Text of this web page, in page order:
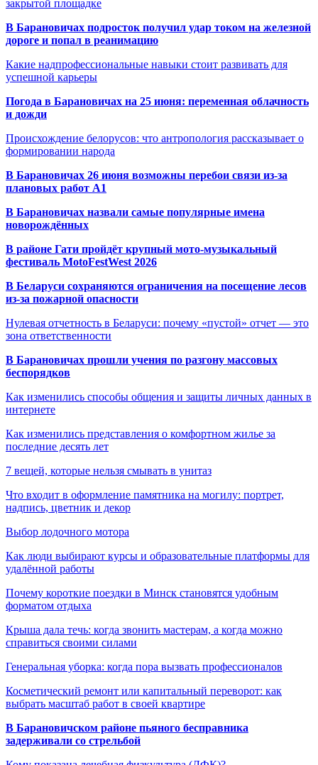
закрытой площадке
В Барановичах подросток получил удар током на железной
дороге и попал в реанимацию
Какие надпрофессиональные навыки стоит развивать для
успешной карьеры
Погода в Барановичах на 25 июня: переменная облачность
и дожди
Происхождение белорусов: что антропология рассказывает о
формировании народа
В Барановичах 26 июня возможны перебои связи из-за
плановых работ A1
В Барановичах назвали самые популярные имена
новорождённых
В районе Гати пройдёт крупный мото-музыкальный
фестиваль MotoFestWest 2026
В Беларуси сохраняются ограничения на посещение лесов
из-за пожарной опасности
Нулевая отчетность в Беларуси: почему «пустой» отчет — это
зона ответственности
В Барановичах прошли учения по разгону массовых
беспорядков
Как изменились способы общения и защиты личных данных в
интернете
Как изменились представления о комфортном жилье за
последние десять лет
7 вещей, которые нельзя смывать в унитаз
Что входит в оформление памятника на могилу: портрет,
надпись, цветник и декор
Выбор лодочного мотора
Как люди выбирают курсы и образовательные платформы для
удалённой работы
Почему короткие поездки в Минск становятся удобным
форматом отдыха
Крыша дала течь: когда звонить мастерам, а когда можно
справиться своими силами
Генеральная уборка: когда пора вызвать профессионалов
Косметический ремонт или капитальный переворот: как
выбрать масштаб работ в своей квартире
В Барановичском районе пьяного бесправника
задерживали со стрельбой